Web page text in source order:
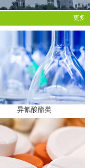
更多
异氰酸酯类